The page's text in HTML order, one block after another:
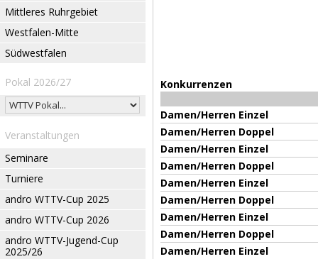
Mittleres Ruhrgebiet
Westfalen-Mitte
Südwestfalen
Pokal 2026/27
Veranstaltungen
Seminare
Turniere
andro WTTV-Cup 2025
andro WTTV-Cup 2026
andro WTTV-Jugend-Cup
2025/26
Konkurrenzen
Damen/Herren Einzel
Damen/Herren Doppel
Damen/Herren Einzel
Damen/Herren Doppel
Damen/Herren Einzel
Damen/Herren Doppel
Damen/Herren Einzel
Damen/Herren Doppel
Damen/Herren Einzel